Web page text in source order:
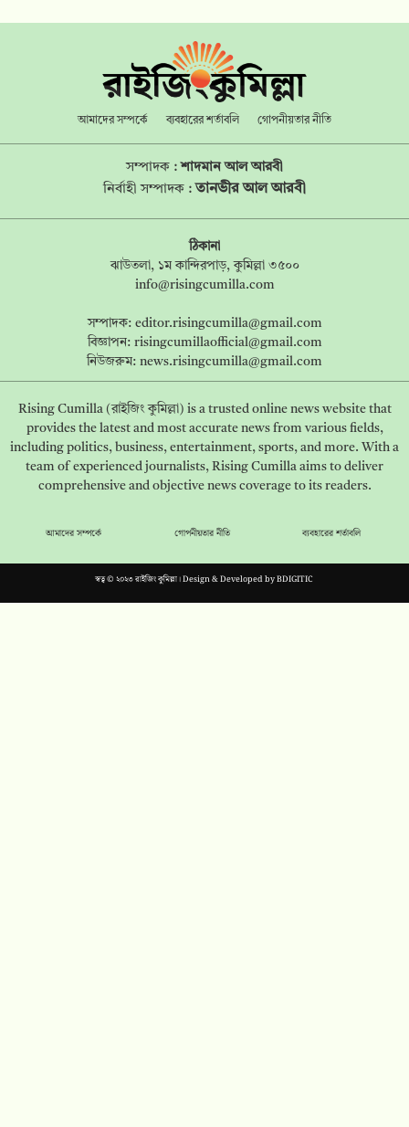
আমাদের সম্পর্কে ব্যবহারের শর্তাবলি গোপনীয়তার নীতি
সম্পাদক :শাদমান আল আরবী
নির্বাহী সম্পাদক : তানভীর আল আরবী
ঠিকানা
ঝাউতলা, ১ম কান্দিরপাড়, কুমিল্লা ৩৫০০
info@risingcumilla.com
সম্পাদক: editor.risingcumilla@gmail.com
বিজ্ঞাপন: risingcumillaofficial@gmail.com
নিউজরুম: news.risingcumilla@gmail.com
Rising Cumilla (রাইজিং কুমিল্লা) is a trusted online news website that
provides the latest and most accurate news from various fields,
including politics, business, entertainment, sports, and more. With a
team of experienced journalists, Rising Cumilla aims to deliver
comprehensive and objective news coverage to its readers.
আমাদের সম্পর্কে গোপনীয়তার নীতি ব্যবহারের শর্তাবলি
স্বত্ব © ২০২৩ রাইজিং কুমিল্লা। Design & Developed byBDIGITIC